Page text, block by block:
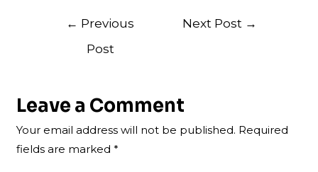
Post
navigation
← Previous
Post
Next Post →
Leave a Comment
Your email address will not be published. Required
fields are marked*